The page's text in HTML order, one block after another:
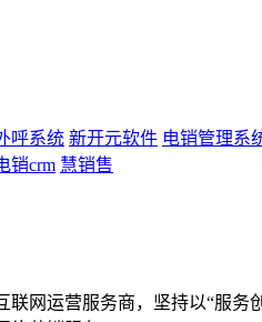
呼系统 新开元软件 电销管理系
销crm 慧销售
网运营服务商，坚持以“服